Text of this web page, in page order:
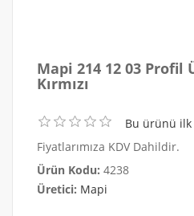
Mapi 214 12 03 Profil
Kırmızı
Bu ürünü
Fiyatlarımıza KDV Dahildir.
Ürün Kodu: 4238
Üretici: Mapi